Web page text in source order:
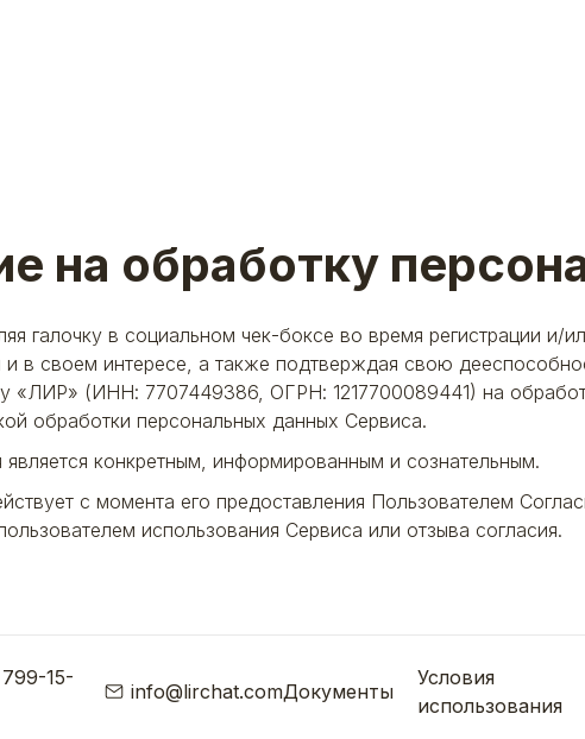
на обработку
галочку в социальном чек-боксе во время регистрации и/
в своем интересе, а также подтверждая свою
«ЛИР» (ИНН: 7707449386, ОГРН: 1217700089441) на
обработки персональных данных Сервиса.
является конкретным, информированным и сознательным.
с момента его предоставления Пользователем
использования Сервиса или отзыва согласия.
15-
info@lirchat.comДокументы
Условия
использования